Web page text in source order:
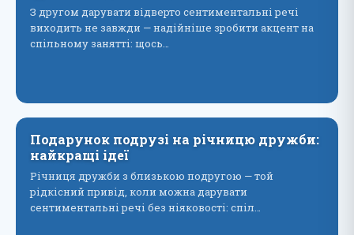
З другом дарувати відверто сентиментальні речі
виходить не завжди — надійніше зробити акцент на
спільному занятті: щось…
Подарунок подрузі на річницю дружби:
найкращі ідеї
Річниця дружби з близькою подругою — той
рідкісний привід, коли можна дарувати
сентиментальні речі без ніяковості: спіл…